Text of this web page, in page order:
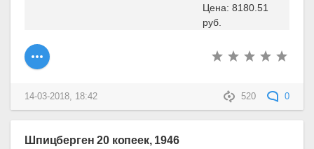
Цена: 8180.51
руб.
520 0
14-03-2018, 18:42
Шпицберген 20 копеек, 1946